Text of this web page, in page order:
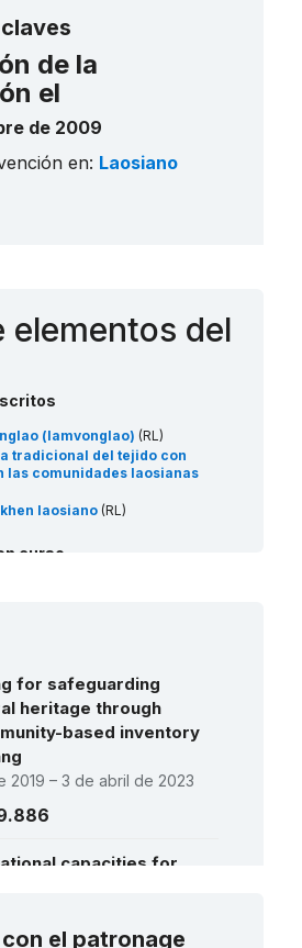
de la
el
de 2009
en: Laosiano
elementos del
(lamvonglao) (RL)
tradicional del tejido con
las comunidades laosianas
laosiano (RL)
curso
prioridad (0) / prioridad (ii)
(Soukhouane/Sukhuane) or
(RL)
for safeguarding
heritage through
based inventory
2019 – 3 de abril de 2023
capacities for
31 de octubre de 2017
el patronage